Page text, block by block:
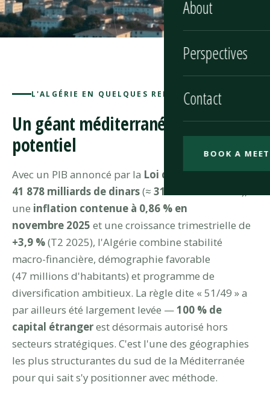
About
Perspectives
Contact
BOOK A
L'ALGÉRIE EN QUELQUES REPÈRES
Un géant méditerranéen à fort
potentiel
Avec un PIB annoncé par la Loi de finances 2026 à
41 878 milliards de dinars(≈ 317 milliards USD
une inflation contenue à 0,86 % en
novembre 2025 et une croissance trimestrielle de
+3,9 %(T2 2025), l'Algérie combine stabilité
macro-financière, démographie favorable
(47 millions d'habitants) et programme de
diversification ambitieux. La règle dite « 51/49 » a
par ailleurs été largement levée —100 % de
capital étrangerest désormais autorisé hors
secteurs stratégiques. C'est l'une des géographies
les plus structurantes du sud de la Méditerranée
pour qui sait s'y positionner avec méthode.